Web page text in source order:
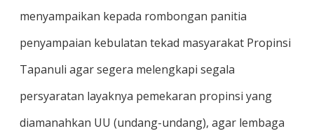
menyampaikan kepada rombongan panitia
penyampaian kebulatan tekad masyarakat Propinsi
Tapanuli agar segera melengkapi segala
persyaratan layaknya pemekaran propinsi yang
diamanahkan UU (undang-undang), agar lembaga